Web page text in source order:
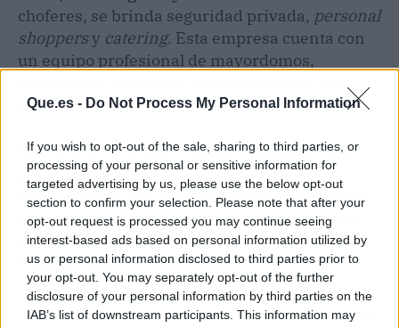
Que.es - Do Not Process My Personal Information
If you wish to opt-out of the sale, sharing to third parties, or
processing of your personal or sensitive information for
targeted advertising by us, please use the below opt-out
section to confirm your selection. Please note that after your
opt-out request is processed you may continue seeing
interest-based ads based on personal information utilized by
us or personal information disclosed to third parties prior to
your opt-out. You may separately opt-out of the further
disclosure of your personal information by third parties on the
IAB’s list of downstream participants. This information may
choferes, se brinda seguridad privada, personal
shoppersy catering. Esta empresa cuenta con
un equipo profesional de mayordomos,
personal de limpieza y chefs que hacen más
placentera la estadía de los clientes.
Edu Benito cada día es más reconocido en el
país y en el continente gracias al éxito
alcanzado por sus negocios. Basta con seguirlo
en su cuenta de Instagram para comprobar el
éxito y aceptación que tienen sus
emprendimientos.
Artículo anterior Artículo siguiente